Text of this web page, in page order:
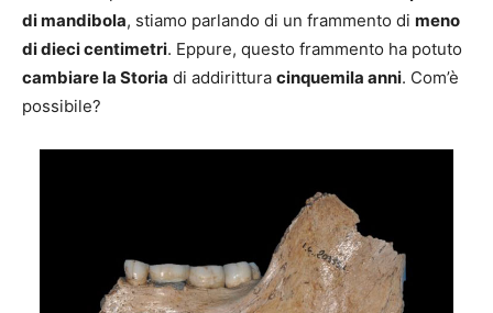
di mandibola, stiamo parlando di un frammento di meno
di dieci centimetri. Eppure, questo frammento ha potuto
cambiare la Storia di addirittura cinquemila anni. Com’è
possibile?